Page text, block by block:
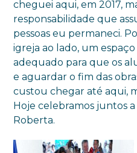
cheguei aqui, em 2017,
responsabilidade que
pessoas eu permaneci.
igreja ao lado, um
adequado para que os
e aguardar o fim das
custou chegar até aqui,
Hoje celebramos juntos a
Roberta.